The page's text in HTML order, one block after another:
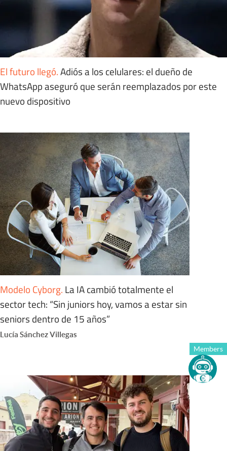
El futuro llegó.Adiós a los celulares: el dueño de
WhatsApp aseguró que serán reemplazados por este
nuevo dispositivo
Modelo Cyborg. La IA cambió totalmente el
sector tech: “Sin juniors hoy, vamos a estar sin
seniors dentro de 15 años”
Lucía Sánchez Villegas
Members